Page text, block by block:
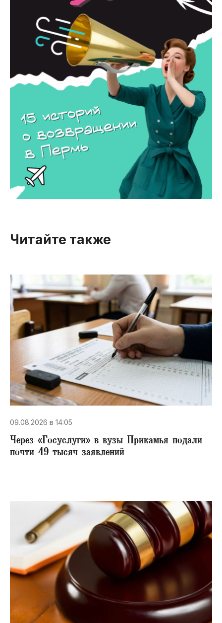
Читайте также
09.08.2026 в 14:05
Через «Госуслуги» в вузы Прикамья подали
почти 49 тысяч заявлений